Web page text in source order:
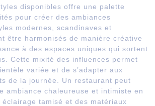
disponibles offre une palette
pour créer des ambiances
modernes, scandinaves et
être harmonisés de manière créative
à des espaces uniques qui sortent
Cette mixité des influences permet
variée et de s’adapter aux
de la journée. Un restaurant peut
ambiance chaleureuse et intimiste en
tamisé et des matériaux